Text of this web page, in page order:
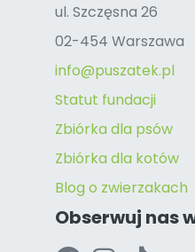
ul. Szczęsna 26
02-454 Warszawa
info@puszatek.pl
Statut fundacji
Zbiórka dla psów
Zbiórka dla kotów
Blog o zwierzakach
Obserwuj nas